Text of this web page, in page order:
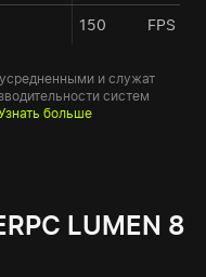
150 FPS
и служат
систем
больше
LUMEN 8